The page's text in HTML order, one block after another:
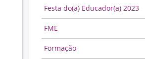
Festa do(a) Educador(a) 2023
FME
Formação